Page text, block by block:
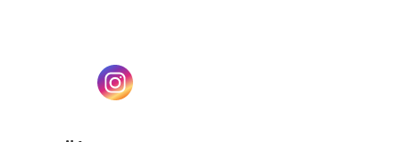
nouvel onglet) (s'ouvre dans un nouvel onglet)